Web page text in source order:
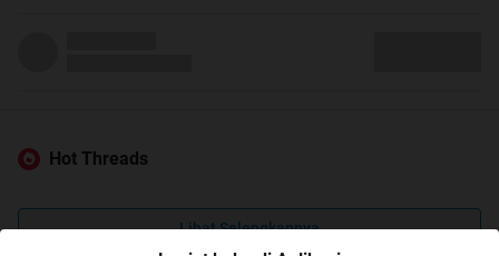
Hot Threads
Lihat Selengkapnya